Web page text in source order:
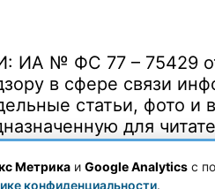
ИА № ФС 77 – 75429
в сфере связи
статьи, фото и
для
Метрика и Google Analytics с
конфиденциальности.